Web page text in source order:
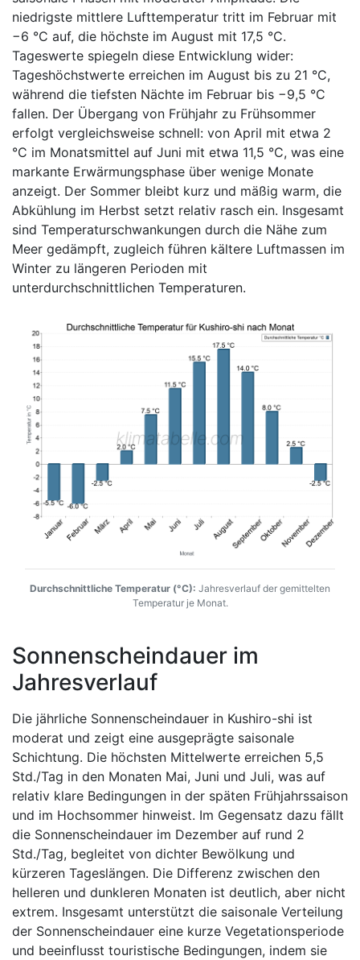
niedrigste mittlere Lufttemperatur tritt im Februar mit
−6 °C auf, die höchste im August mit 17,5 °C.
Tageswerte spiegeln diese Entwicklung wider:
Tageshöchstwerte erreichen im August bis zu 21 °C,
während die tiefsten Nächte im Februar bis −9,5 °C
fallen. Der Übergang von Frühjahr zu Frühsommer
erfolgt vergleichsweise schnell: von April mit etwa 2
°C im Monatsmittel auf Juni mit etwa 11,5 °C, was eine
markante Erwärmungsphase über wenige Monate
anzeigt. Der Sommer bleibt kurz und mäßig warm, die
Abkühlung im Herbst setzt relativ rasch ein. Insgesamt
sind Temperaturschwankungen durch die Nähe zum
Meer gedämpft, zugleich führen kältere Luftmassen im
Winter zu längeren Perioden mit
unterdurchschnittlichen Temperaturen.
Durchschnittliche Temperatur (°C): Jahresverlauf der gemittelten
Temperatur je Monat.
Sonnenscheindauer im
Jahresverlauf
Die jährliche Sonnenscheindauer in Kushiro-shi ist
moderat und zeigt eine ausgeprägte saisonale
Schichtung. Die höchsten Mittelwerte erreichen 5,5
Std./Tag in den Monaten Mai, Juni und Juli, was auf
relativ klare Bedingungen in der späten Frühjahrssaison
und im Hochsommer hinweist. Im Gegensatz dazu fällt
die Sonnenscheindauer im Dezember auf rund 2
Std./Tag, begleitet von dichter Bewölkung und
kürzeren Tageslängen. Die Differenz zwischen den
helleren und dunkleren Monaten ist deutlich, aber nicht
extrem. Insgesamt unterstützt die saisonale Verteilung
der Sonnenscheindauer eine kurze Vegetationsperiode
und beeinflusst touristische Bedingungen, indem sie